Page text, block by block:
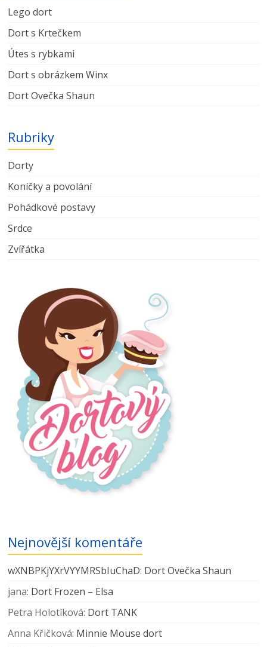
Lego dort
Dort s Krtečkem
Útes s rybkami
Dort s obrázkem Winx
Dort Ovečka Shaun
Rubriky
Dorty
Koníčky a povolání
Pohádkové postavy
Srdce
Zvířátka
Nejnovější komentáře
wXNBPKjYXrVYYMRSbIuChaD: Dort Ovečka Shaun
jana: Dort Frozen – Elsa
Petra Holotíková: Dort TANK
Anna Křičková: Minnie Mouse dort